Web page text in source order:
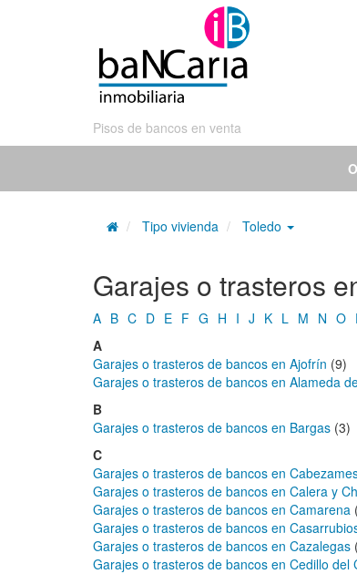
Pisos de bancos en venta
Tipo vivienda Toledo
Garajes o trasteros
A B C D E F G H I J K L M N O
A
Garajes o trasteros de bancos en Ajofrín (9)
Garajes o trasteros de bancos en Alameda
B
Garajes o trasteros de bancos en Bargas (3)
C
Garajes o trasteros de bancos en
Garajes o trasteros de bancos en Calera y
Garajes o trasteros de bancos en Camarena
Garajes o trasteros de bancos en
Garajes o trasteros de bancos en Cazalegas
Garajes o trasteros de bancos en Cedillo del